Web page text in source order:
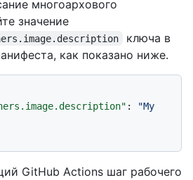
многоархового
значение
ключа в
как показано ниже.
:
"My
GitHub Actions шаг рабочего